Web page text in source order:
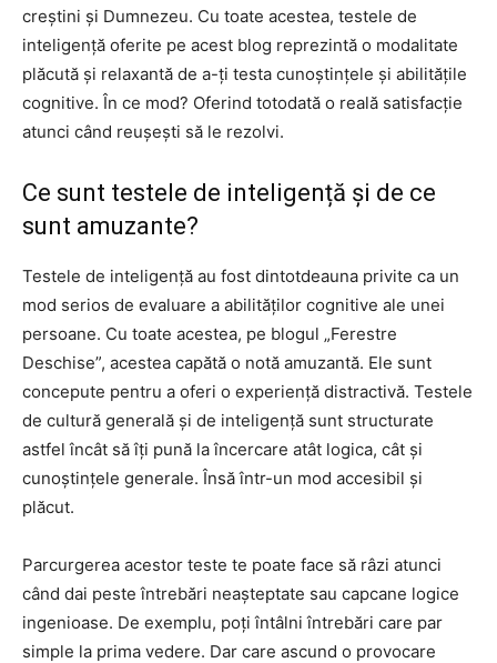
creștini și Dumnezeu. Cu toate acestea, testele de
inteligență oferite pe acest blog reprezintă o modalitate
plăcută și relaxantă de a-ți testa cunoștințele și abilitățile
cognitive. În ce mod? Oferind totodată o reală satisfacție
atunci când reușești să le rezolvi.
Ce sunt testele de inteligență și de ce
sunt amuzante?
Testele de inteligență au fost dintotdeauna privite ca un
mod serios de evaluare a abilităților cognitive ale unei
persoane. Cu toate acestea, pe blogul „Ferestre
Deschise”, acestea capătă o notă amuzantă. Ele sunt
concepute pentru a oferi o experiență distractivă. Testele
de cultură generală și de inteligență sunt structurate
astfel încât să îți pună la încercare atât logica, cât și
cunoștințele generale. Însă într-un mod accesibil și
plăcut.
Parcurgerea acestor teste te poate face să râzi atunci
când dai peste întrebări neașteptate sau capcane logice
ingenioase. De exemplu, poți întâlni întrebări care par
simple la prima vedere. Dar care ascund o provocare